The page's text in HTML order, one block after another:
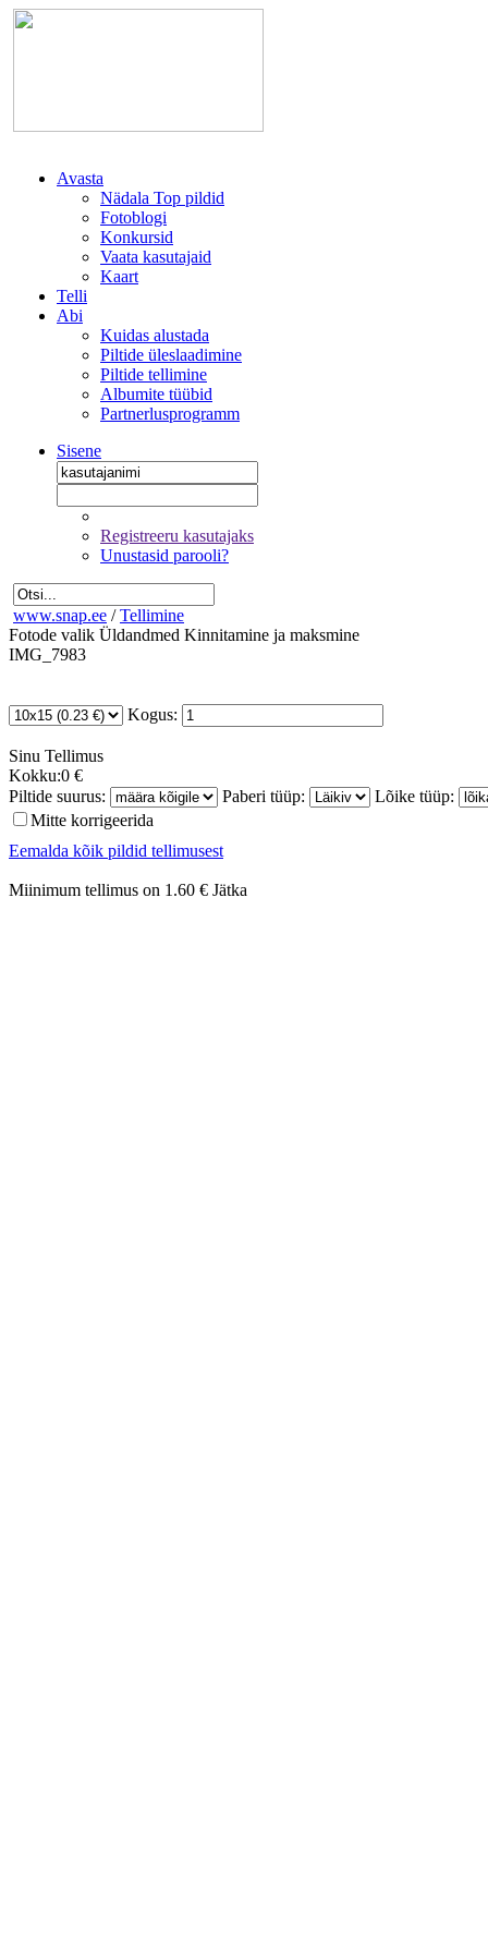
Avasta
Nädala Top pildid
Fotoblogi
Konkursid
Vaata kasutajaid
Kaart
Telli
Abi
Kuidas alustada
Piltide üleslaadimine
Piltide tellimine
Albumite tüübid
Partnerlusprogramm
Sisene
Registreeru kasutajaks
Unustasid parooli?
www.snap.ee / Tellimine
Fotode valik Üldandmed Kinnitamine ja maksmine
IMG_7983
Kogus:
Sinu Tellimus
Kokku:0 €
Piltide suurus:
Paberi tüüp:
Lõike tüüp:
Mitte korrigeerida
Eemalda kõik pildid tellimusest
Miinimum tellimus on 1.60 € Jätka